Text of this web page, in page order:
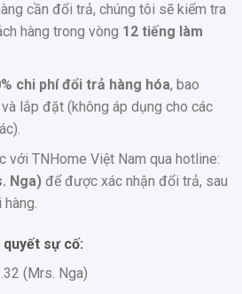
cần đổi trả, chúng tôi sẽ kiểm tra
hàng trong vòng 12 tiếng làm
chi phí đổi trả hàng hóa, bao
lắp đặt (không áp dụng cho các
với TNHome Việt Nam qua hotline:
Nga)để được xác nhận đổi trả, sau
sự cố:
(Mrs. Nga)